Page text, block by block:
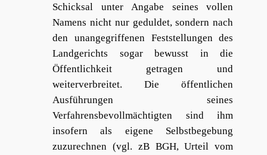
Schicksal unter Angabe seines vollen
Namens nicht nur geduldet, sondern nach
den unangegriffenen Feststellungen des
Landgerichts sogar bewusst in die
Öffentlichkeit getragen und
weiterverbreitet. Die öffentlichen
Ausführungen seines
Verfahrensbevollmächtigten sind ihm
insofern als eigene Selbstbegebung
zuzurechnen (vgl. zB BGH, Urteil vom